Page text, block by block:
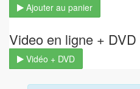
Ajouter au panier
Video en ligne +
Vidéo + DVD